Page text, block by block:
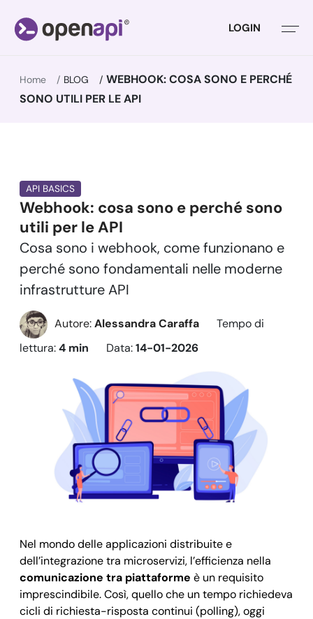
LOGIN
Home BLOG
WEBHOOK: COSA SONO E PERCHÉ
SONO UTILI PER LE API
API BASICS
Webhook: cosa sono e perché sono
utili per le API
Cosa sono i webhook, come funzionano e
perché sono fondamentali nelle moderne
infrastrutture API
Autore:Alessandra Caraffa
Tempo di
lettura:4 min Data:14-01-2026
Nel mondo delle applicazioni distribuite e
dell’integrazione tra microservizi, l’efficienza nella
comunicazione tra piattaforme è un requisito
imprescindibile. Così, quello che un tempo richiedeva
cicli di richiesta-risposta continui (polling), oggi